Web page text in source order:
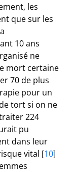
les
que sur les
10 ans
ne
mort certaine
70 de plus
pour un
tort si on ne
224
pu
dans leur
vital [10]